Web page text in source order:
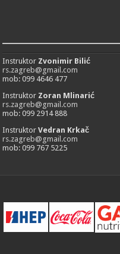
Instruktor Zvonimir Bilić
rs.zagreb@gmail.com
mob: 099 4646 477
Instruktor Zoran Mlinarić
rs.zagreb@gmail.com
mob: 099 2914 888
InstruktorVedran Krkač
rs.zagreb@gmail.com
mob: 099 767 5225